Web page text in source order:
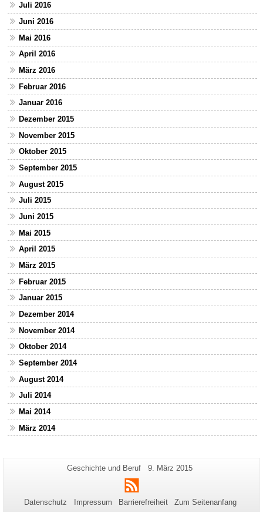
Juli 2016
Juni 2016
Mai 2016
April 2016
März 2016
Februar 2016
Januar 2016
Dezember 2015
November 2015
Oktober 2015
September 2015
August 2015
Juli 2015
Juni 2015
Mai 2015
April 2015
März 2015
Februar 2015
Januar 2015
Dezember 2014
November 2014
Oktober 2014
September 2014
August 2014
Juli 2014
Mai 2014
März 2014
Zusätzliche
Informationen
zu
dieser
Seiten-
Geschichte und Beruf
Letzte
9. März 2015
RSS
Datenschutz Impressum Barrierefreiheit Zum Seitenanfang